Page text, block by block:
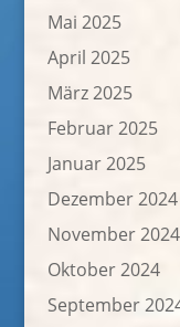
Mai 2025
April 2025
März 2025
Februar 2025
Januar 2025
Dezember 2024
November 2024
Oktober 2024
September